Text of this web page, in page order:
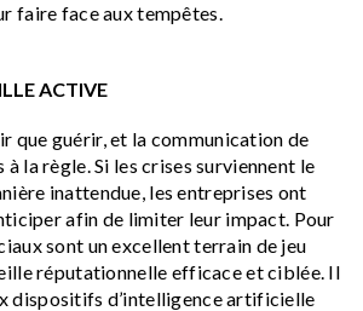
faire face aux tempêtes.
ACTIVE
que guérir, et la communication de
à la règle. Si les crises surviennent le
inattendue, les entreprises ont
afin de limiter leur impact. Pour
sont un excellent terrain de jeu
réputationnelle efficace et ciblée. Il
dispositifs d’intelligence artificielle